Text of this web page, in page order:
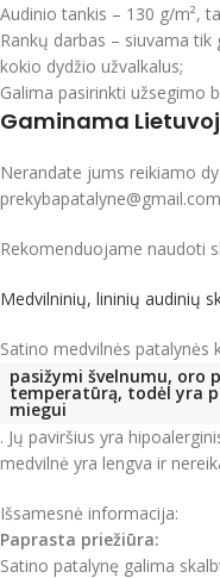
Audinio tankis – 130 g/m²,
Rankų darbas – siuvama
kokio dydžio užvalkalus;
Galima pasirinkti užsegimo
Gaminama
Nerandate jums reikiamo
Rekomenduojame naudoti
Medvilninių, lininių audinių
Satino medvilnės patalynės
pasižymi švelnumu, oro
temperatūrą, todėl yra
miegui
. Jų paviršius yra
medvilnė yra lengva ir
Išsamesnė informacija:
Paprasta priežiūra:
Satino patalynę galima